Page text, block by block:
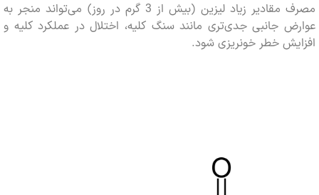
مصرف مقادیر زیاد لیزین (بیش از 3 گرم در روز) می‌تواند منجر به
جانبی جدی‌تری مانند سنگ کلیه، اختلال در عملکرد کلیه و
خطر خونریزی شود.